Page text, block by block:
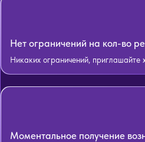
Нет ограничений на кол-во
Никаких ограничений, приглашайте
Моментальное получение